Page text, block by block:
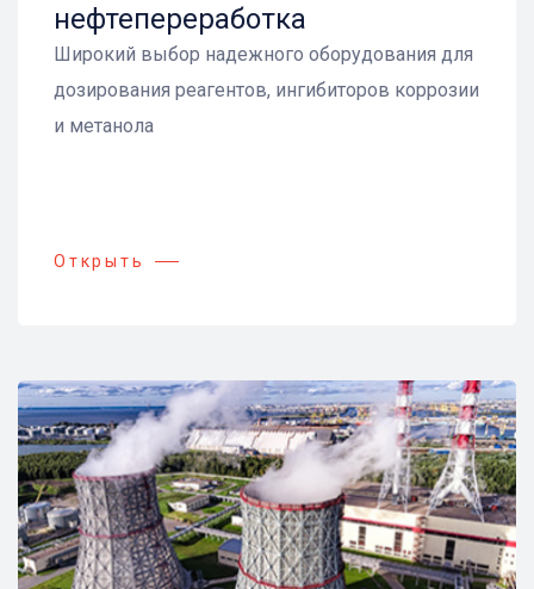
нефтепереработка
Широкий выбор надежного оборудования для
дозирования реагентов, ингибиторов коррозии
и метанола
Открыть